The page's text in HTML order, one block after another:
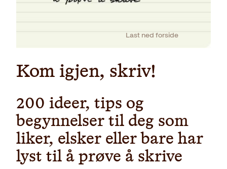
Last ned forside
Kom igjen, skriv!
200 ideer, tips og
begynnelser til deg som
liker, elsker eller bare har
lyst til å prøve å skrive